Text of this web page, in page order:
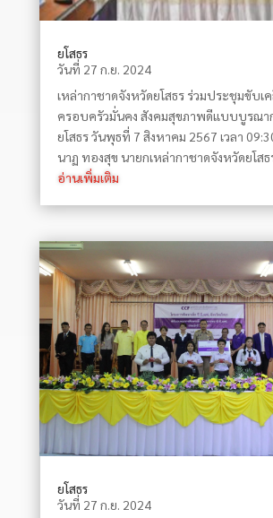
ยโสธร
วันที่ 27 ก.ย. 2024
เหล่ากาชาดจังหวัดยโสธร ร่วมประชุมขับเ
ครอบครัวมั่นคง สังคมสุขภาพดีแบบบูรณา
ยโสธร วันพุธที่ 7 สิงหาคม 2567 เวลา
นาฏ ทองสุข นายกเหล่ากาชาดจังหวัดยโสธ
อ่านเพิ่มเติม
ยโสธร
วันที่ 27 ก.ย. 2024